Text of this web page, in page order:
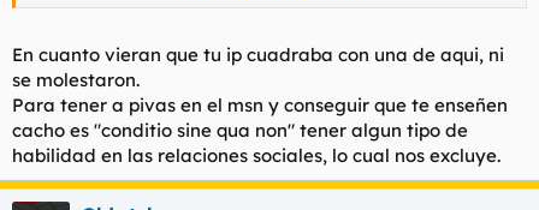
Ras-plas. En prisión.
Por tanto, como sé que mi personaje en la red, mi foro y,
seguramente mi persona cuando ha ido a las quedadas con
este hombre, habrá sido más investigado que el coño de Ana
Obregón, se queda uno bastante más tranquilo, hoyja.
En cuanto vieran que tu ip cuadraba con una de aqui, ni
se molestaron.
Para tener a pivas en el msn y conseguir que te enseñen
cacho es "conditio sine qua non" tener algun tipo de
habilidad en las relaciones sociales, lo cual nos excluye.